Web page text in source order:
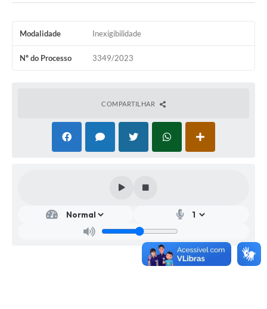
Modalidade Inexigibilidade
Nº do Processo 3349/2023
COMPARTILHAR